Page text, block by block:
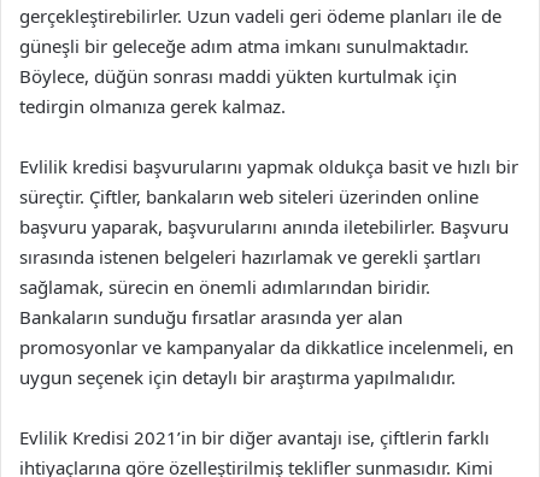
gerçekleştirebilirler. Uzun vadeli geri ödeme planları ile de
güneşli bir geleceğe adım atma imkanı sunulmaktadır.
Böylece, düğün sonrası maddi yükten kurtulmak için
tedirgin olmanıza gerek kalmaz.
Evlilik kredisi başvurularını yapmak oldukça basit ve hızlı bir
süreçtir. Çiftler, bankaların web siteleri üzerinden online
başvuru yaparak, başvurularını anında iletebilirler. Başvuru
sırasında istenen belgeleri hazırlamak ve gerekli şartları
sağlamak, sürecin en önemli adımlarından biridir.
Bankaların sunduğu fırsatlar arasında yer alan
promosyonlar ve kampanyalar da dikkatlice incelenmeli, en
uygun seçenek için detaylı bir araştırma yapılmalıdır.
Evlilik Kredisi 2021’in bir diğer avantajı ise, çiftlerin farklı
ihtiyaçlarına göre özelleştirilmiş teklifler sunmasıdır. Kimi